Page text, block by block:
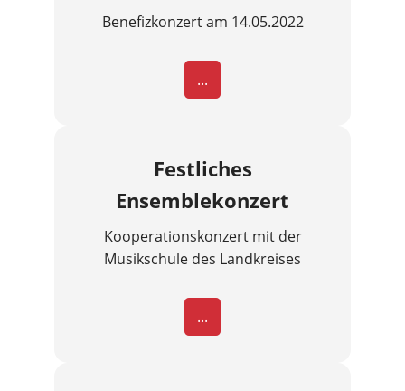
Benefizkonzert am 14.05.2022
...
Festliches
Ensemblekonzert
Kooperationskonzert mit der
Musikschule des Landkreises
...